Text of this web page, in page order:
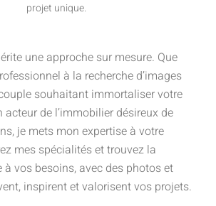
projet unique.
une approche sur mesure. Que
à la recherche d’images
souhaitant immortaliser votre
acteur de l’immobilier désireux de
je mets mon expertise à votre
mes spécialités et trouvez la
vos besoins, avec des photos et
inspirent et valorisent vos projets.